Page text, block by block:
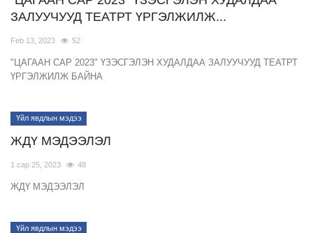
ЗАЛУУЧУУД ТЕАТРТ ҮРГЭЛЖИЛЖ...
Feb 13, 2023 52
"ЦАГААН САР 2023" ҮЗЭСГЭЛЭН ХУДАЛДАА ЗАЛУУЧУУД ТЕАТРТ
ҮРГЭЛЖИЛЖ БАЙНА
Үйл явдлын мэдээ
ЖДҮ МЭДЭЭЛЭЛ
1 сар 25, 2023 48
ЖДҮ МЭДЭЭЛЭЛ
Үйл явдлын мэдээ